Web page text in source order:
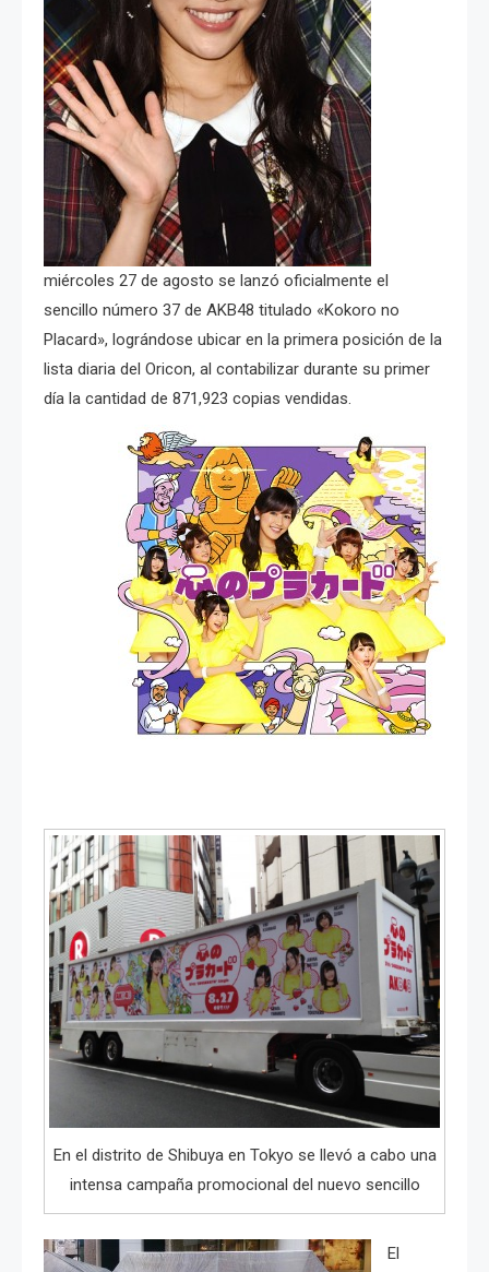
miércoles 27 de agosto se lanzó oficialmente el
sencillo número 37 de AKB48 titulado «Kokoro no
Placard», lográndose ubicar en la primera posición de la
lista diaria del Oricon, al contabilizar durante su primer
día la cantidad de 871,923 copias vendidas.
En el distrito de Shibuya en Tokyo se llevó a cabo una
intensa campaña promocional del nuevo sencillo
El